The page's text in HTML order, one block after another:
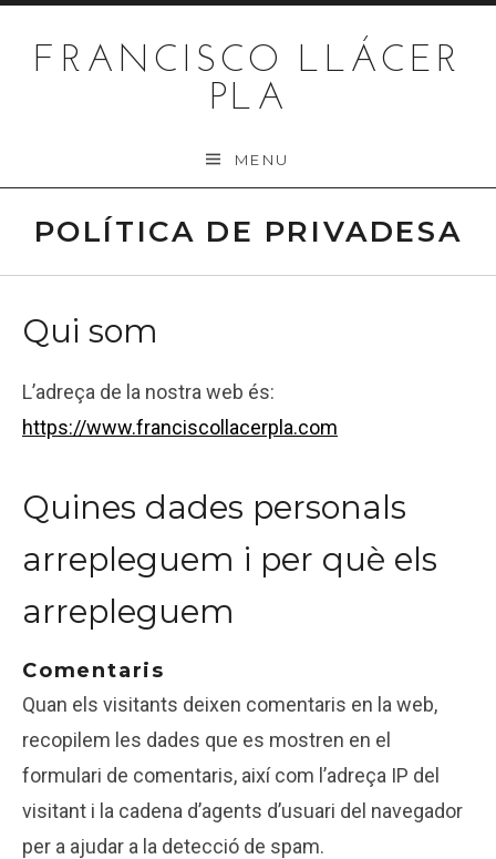
FRANCISCO LLÁCER
PLA
MENU
POLÍTICA DE PRIVADESA
Qui som
L’adreça de la nostra web és:
https://www.franciscollacerpla.com
Quines dades personals
arrepleguem i per què els
arrepleguem
Comentaris
Quan els visitants deixen comentaris en la web,
recopilem les dades que es mostren en el
formulari de comentaris, així com l’adreça IP del
visitant i la cadena d’agents d’usuari del navegador
per a ajudar a la detecció de spam.